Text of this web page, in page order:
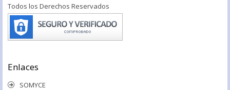
Todos los Derechos Reservados
Enlaces
SOMYCE